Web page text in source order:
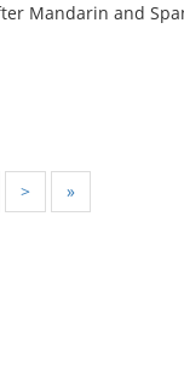
Mandarin and
> »